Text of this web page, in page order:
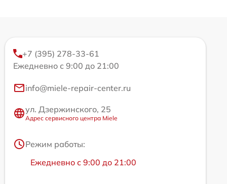
+7 (395) 278-33-61
Ежедневно с 9:00 до 21:00
info@miele-repair-center.ru
ул. Дзержинского, 25
Адрес сервисного центра Miele
Режим работы:
Ежедневно с 9:00 до 21:00